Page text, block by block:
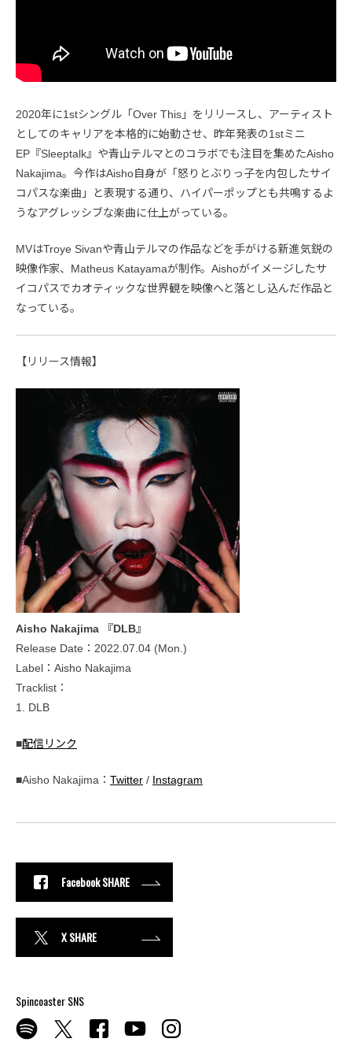
2020年に1stシングル「Over This」をリリースし、アーティスト
としてのキャリアを本格的に始動させ、昨年発表の1stミニ
EP『Sleeptalk』や青山テルマとのコラボでも注目を集めたAisho
Nakajima。今作はAisho自身が「怒りとぶりっ子を内包したサイ
コパスな楽曲」と表現する通り、ハイパーポップとも共鳴するよ
うなアグレッシブな楽曲に仕上がっている。
MVはTroye Sivanや青山テルマの作品などを手がける新進気鋭の
映像作家、Matheus Katayamaが制作。Aishoがイメージしたサ
イコパスでカオティックな世界観を映像へと落とし込んだ作品と
なっている。
【リリース情報】
Aisho Nakajima 『DLB』
Release Date：2022.07.04 (Mon.)
Label：Aisho Nakajima
Tracklist：
1. DLB
■配信リンク
■Aisho Nakajima： Twitter / Instagram
Facebook SHARE
X SHARE
Spincoaster SNS